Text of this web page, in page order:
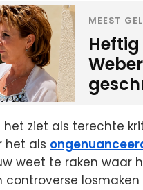
MEEST
het ziet als terechte
het als
weet te raken waar
controverse losmaken